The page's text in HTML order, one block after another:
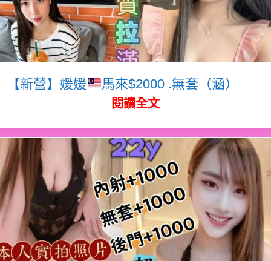
【新營】媛媛 馬來$2000 .無套（涵）
閱讀全文